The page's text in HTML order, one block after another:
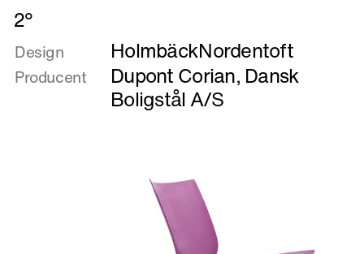
Læs
mere
om
2°
2°
Design HolmbäckNordentoft
Producent Dupont Corian, Dansk
Boligstål A/S